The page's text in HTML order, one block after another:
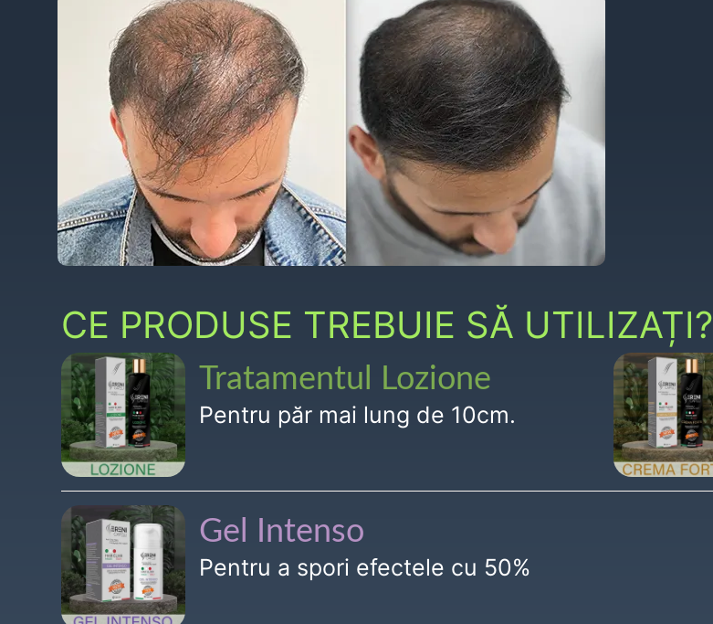
CE PRODUSE TREBUIE SĂ UTILIZAȚI?
Tratamentul Lozione
Pentru păr mai lung de 10cm.
Gel Intenso
Pentru a spori efectele cu 50%